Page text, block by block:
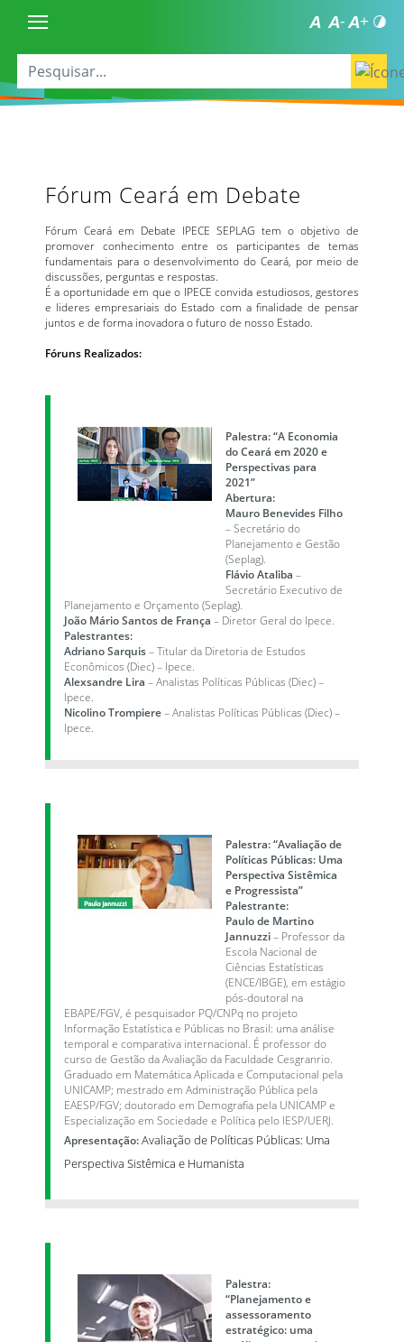
Fórum Ceará em Debate
Fórum Ceará em Debate IPECE SEPLAG tem o objetivo de
promover conhecimento entre os participantes de temas
fundamentais para o desenvolvimento do Ceará, por meio de
discussões, perguntas e respostas.
É a oportunidade em que o IPECE convida estudiosos, gestores
e lideres empresariais do Estado com a finalidade de pensar
juntos e de forma inovadora o futuro de nosso Estado.
Fóruns Realizados:
Palestra: “A Economia
do Ceará em 2020 e
Perspectivas para
2021”
Abertura:
Mauro Benevides Filho
– Secretário do
Planejamento e Gestão
(Seplag).
Flávio Ataliba –
Secretário Executivo de
Planejamento e Orçamento (Seplag).
João Mário Santos de França – Diretor Geral do Ipece.
Palestrantes:
Adriano Sarquis– Titular da Diretoria de Estudos
Econômicos (Diec) – Ipece.
Alexsandre Lira – Analistas Políticas Públicas (Diec) –
Ipece.
Nicolino Trompiere– Analistas Políticas Públicas (Diec) –
Ipece.
Palestra: “Avaliação de
Políticas Públicas: Uma
Perspectiva Sistêmica
e Progressista”
Palestrante:
Paulo de Martino
Jannuzzi– Professor da
Escola Nacional de
Ciências Estatísticas
(ENCE/IBGE), em estágio
pós-doutoral na
EBAPE/FGV, é pesquisador PQ/CNPq no projeto
Informação Estatística e Públicas no Brasil: uma análise
temporal e comparativa internacional. É professor do
curso de Gestão da Avaliação da Faculdade Cesgranrio.
Graduado em Matemática Aplicada e Computacional pela
UNICAMP; mestrado em Administração Pública pela
EAESP/FGV; doutorado em Demografia pela UNICAMP e
Especialização em Sociedade e Política pelo IESP/UERJ.
Apresentação:Avaliação de Políticas Públicas: Uma
Perspectiva Sistêmica e Humanista
Palestra:
“Planejamento e
assessoramento
estratégico: uma